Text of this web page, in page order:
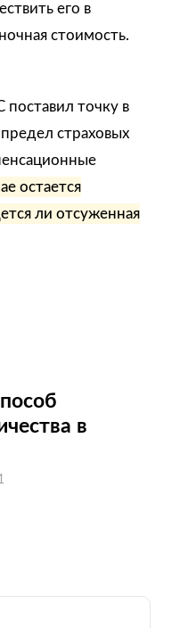
его в
стоимость.
поставил точку в
страховых
остается
ли отсуженная
в